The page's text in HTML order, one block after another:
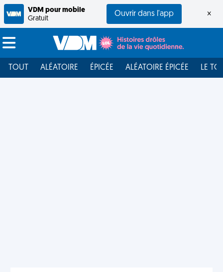
VDM pour mobile
Gratuit
Ouvrir dans l'app ×
TOUT ALÉATOIRE ÉPICÉE ALÉATOIRE ÉPICÉE LE